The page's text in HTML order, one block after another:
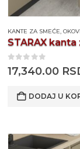
KANTE ZA SMEĆE,
0out of 5
17,340.00
DODAJ U